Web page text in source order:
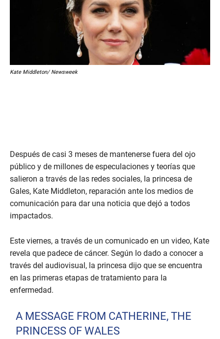
Kate Middleton/ Newsweek
Después de casi 3 meses de mantenerse fuera del ojo
público y de millones de especulaciones y teorías que
salieron a través de las redes sociales, la princesa de
Gales, Kate Middleton, reparación ante los medios de
comunicación para dar una noticia que dejó a todos
impactados.
Este viernes, a través de un comunicado en un video, Kate
revela que padece de cáncer. Según lo dado a conocer a
través del audiovisual, la princesa dijo que se encuentra
en las primeras etapas de tratamiento para la
enfermedad.
A MESSAGE FROM CATHERINE, THE
PRINCESS OF WALES